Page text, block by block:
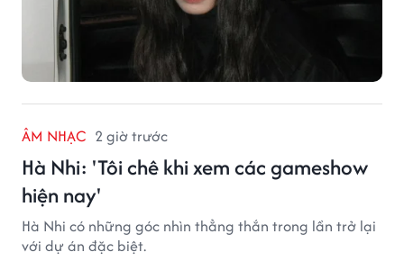
ÂM NHẠC 2 giờ trước
Hà Nhi: 'Tôi chê khi xem các gameshow
hiện nay'
Hà Nhi có những góc nhìn thẳng thắn trong lần trở lại
với dự án đặc biệt.